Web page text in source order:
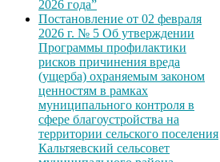
2026 года”
Постановление от 02 февраля
2026 г. № 5 Об утверждении
Программы профилактики
рисков причинения вреда
(ущерба) охраняемым законом
ценностям в рамках
муниципального контроля в
сфере благоустройства на
территории сельского поселения
Кальтяевский сельсовет